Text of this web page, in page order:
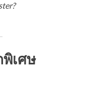
เศษ